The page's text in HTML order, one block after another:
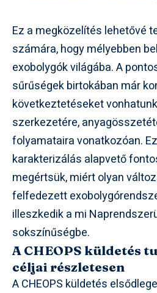
Ez a megközelítés lehetővé
számára, hogy mélyebben
exobolygók világába. A
sűrűségek birtokában már
következtetéseket
szerkezetére,
folyamataira vonatkozóan.
karakterizálás alapvető
megértsük, miért olyan
felfedezett
illeszkedik a mi
sokszínűségbe.
A CHEOPS küldetés
céljai részletesen
A CHEOPS küldetés